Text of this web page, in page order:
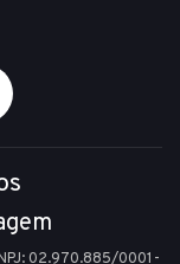
02.970.885/0001-